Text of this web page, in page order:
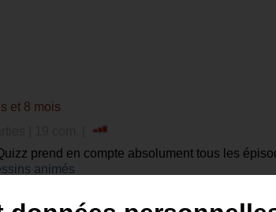
et 8 mois
prend en compte absolument tous les
animés